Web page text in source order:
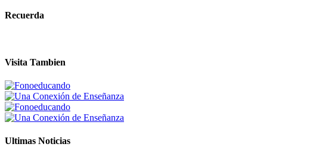
Recuerda
Visita Tambien
Ultimas Noticias